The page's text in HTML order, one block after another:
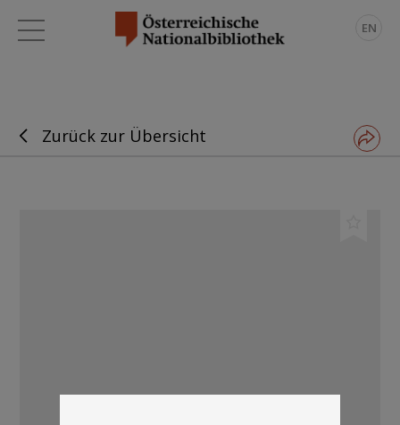
EN
Zurück zur Übersicht